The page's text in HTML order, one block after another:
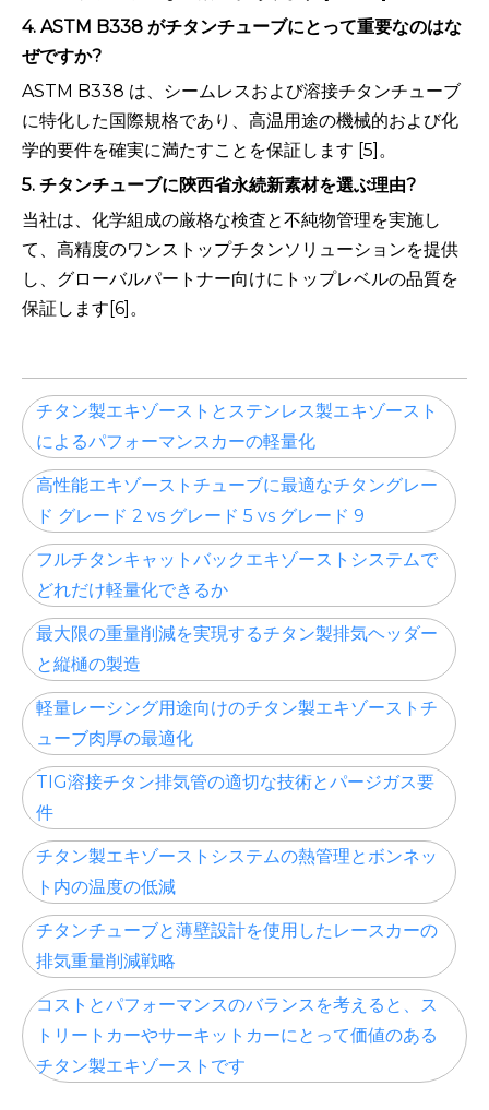
4. ASTM B338 がチタンチューブにとって重要なのはな
ぜですか?
ASTM B338 は、シームレスおよび溶接チタンチューブ
に特化した国際規格であり、高温用途の機械的および化
学的要件を確実に満たすことを保証します [5]。
5. チタンチューブに陝西省永続新素材を選ぶ理由?
当社は、化学組成の厳格な検査と不純物管理を実施し
て、高精度のワンストップチタンソリューションを提供
し、グローバルパートナー向けにトップレベルの品質を
保証します[6]。
チタン製エキゾーストとステンレス製エキゾースト
によるパフォーマンスカーの軽量化
高性能エキゾーストチューブに最適なチタングレー
ド グレード 2 vs グレード 5 vs グレード 9
フルチタンキャットバックエキゾーストシステムで
どれだけ軽量化できるか
最大限の重量削減を実現するチタン製排気ヘッダー
と縦樋の製造
軽量レーシング用途向けのチタン製エキゾーストチ
ューブ肉厚の最適化
TIG溶接チタン排気管の適切な技術とパージガス要
件
チタン製エキゾーストシステムの熱管理とボンネッ
ト内の温度の低減
チタンチューブと薄壁設計を使用したレースカーの
排気重量削減戦略
コストとパフォーマンスのバランスを考えると、ス
トリートカーやサーキットカーにとって価値のある
チタン製エキゾーストです